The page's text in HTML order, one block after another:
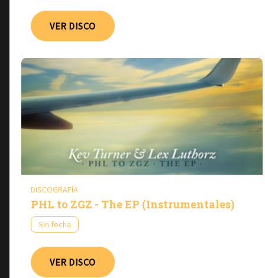
VER DISCO
DISCOGRAFÍA
PHL to ZGZ - The EP (Instrumentales)
Sin fecha
VER DISCO